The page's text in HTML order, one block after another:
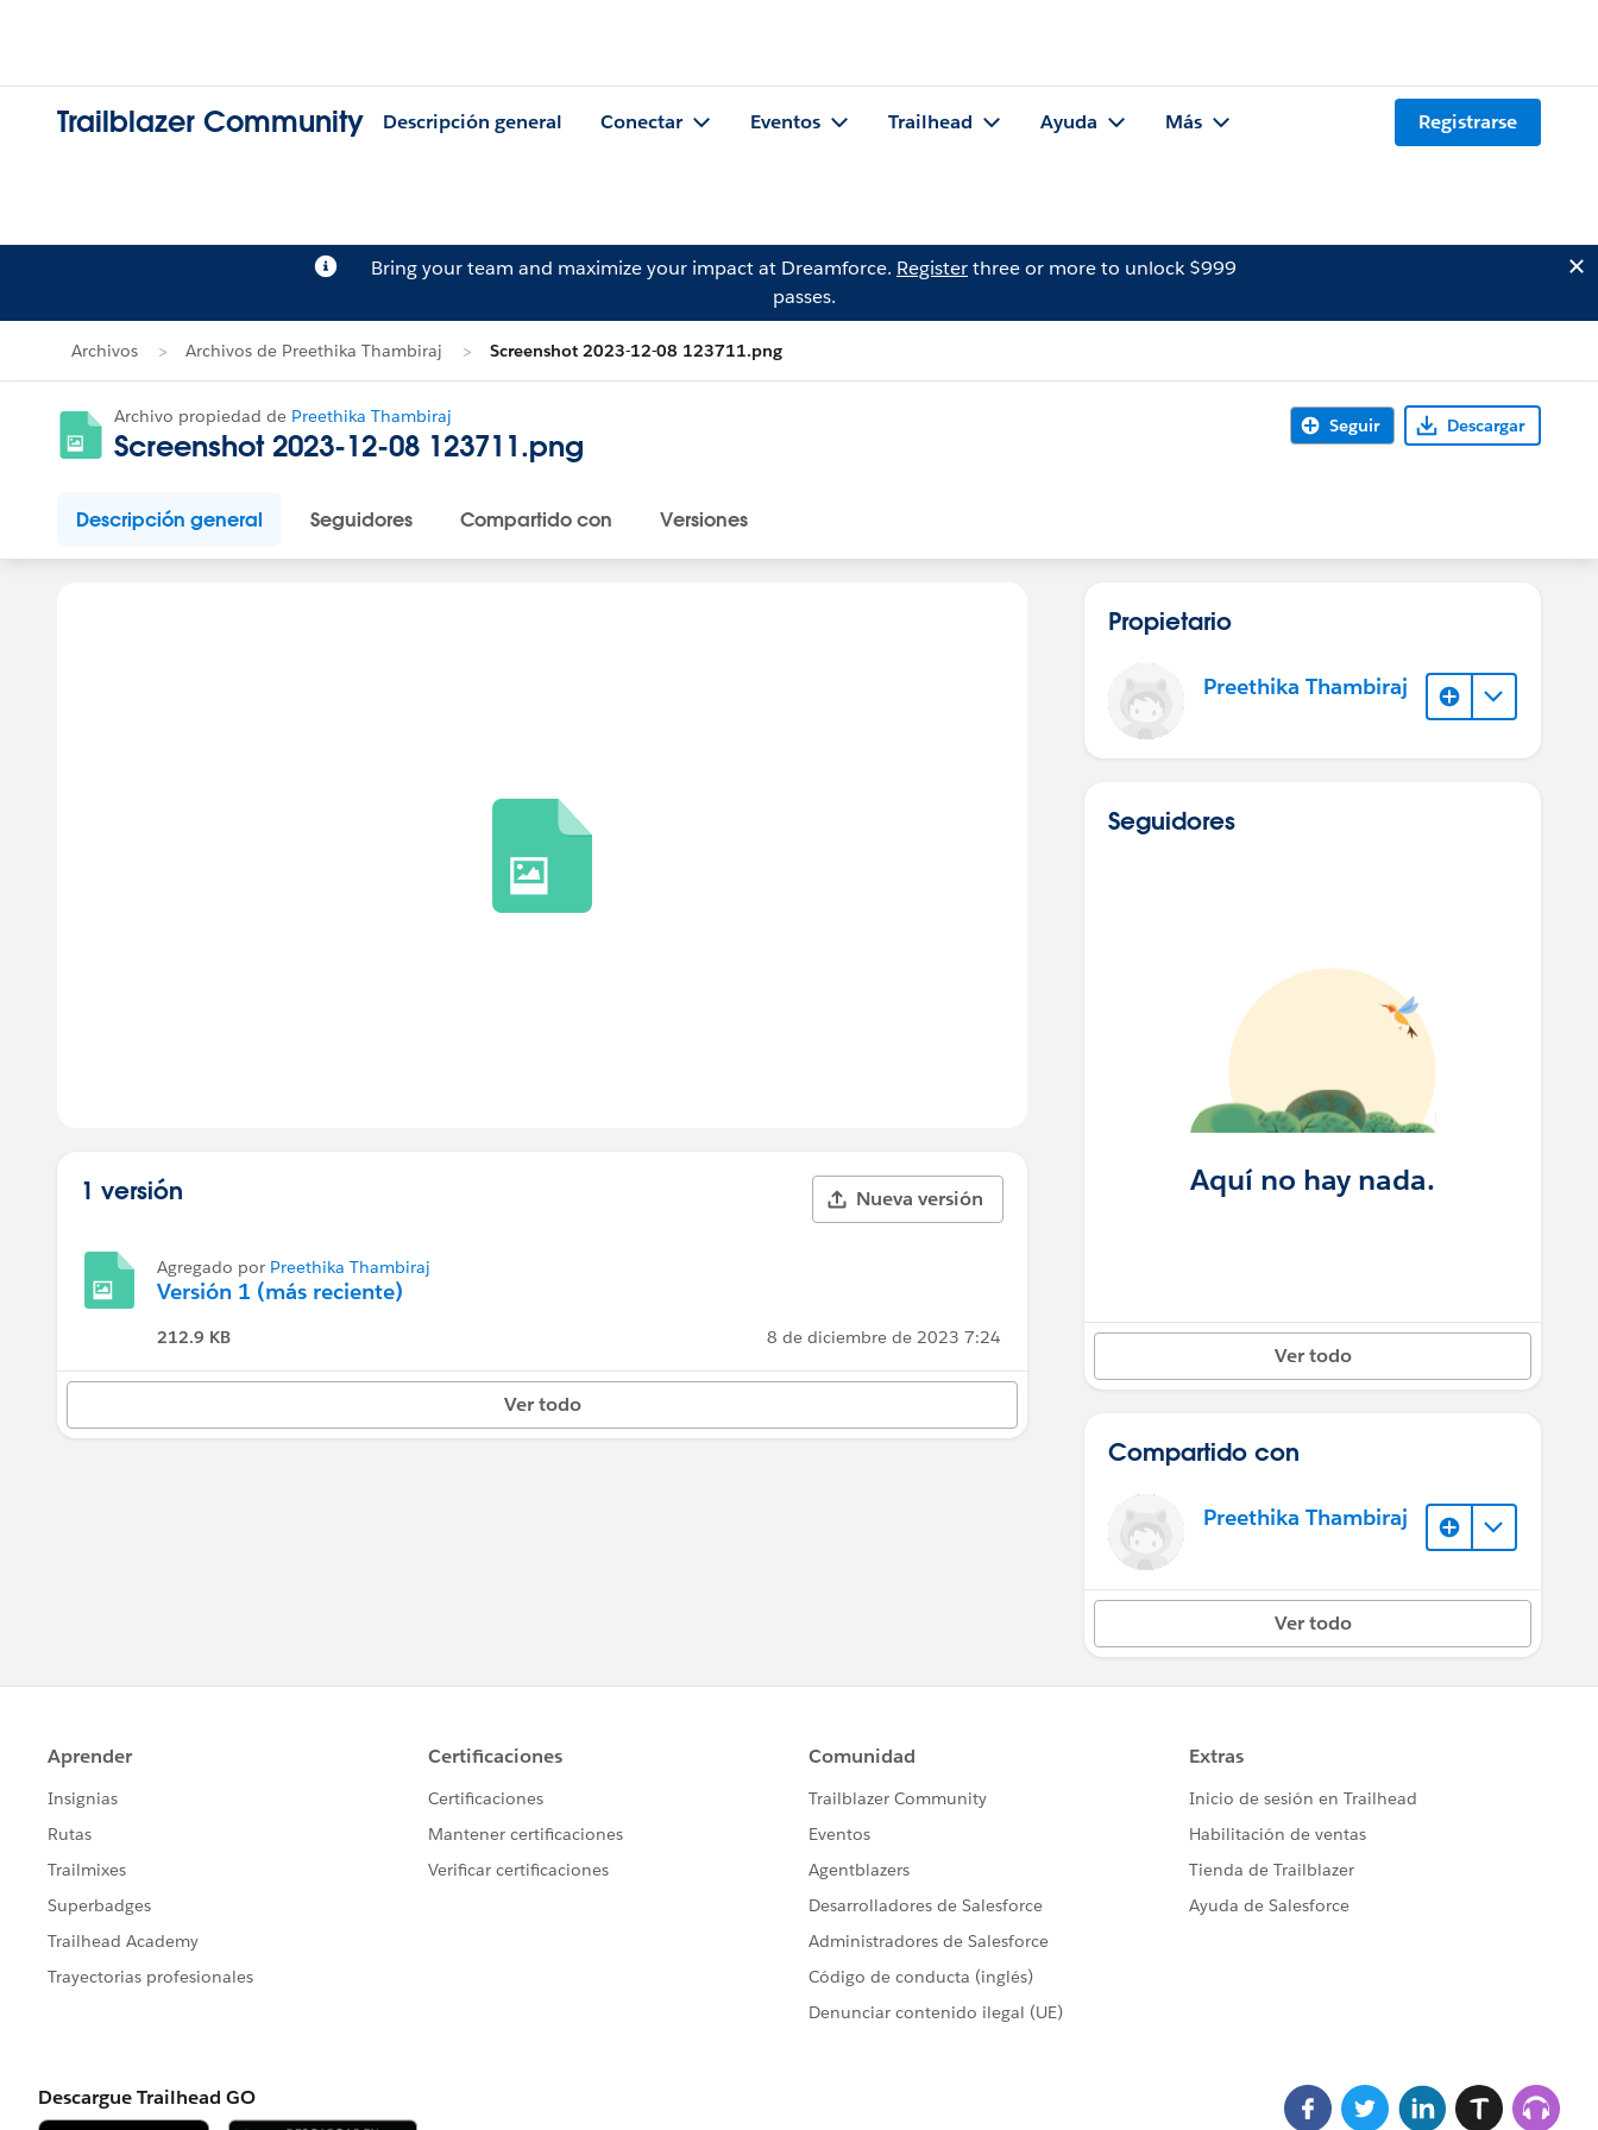
Trailblazer Community Descripción general Conectar Eventos Trailhead Ayuda Más Registrarse
Bring your team and maximize your impact at Dreamforce. Registerthree or more to unlock $999
passes.
Archivos Archivos de Preethika Thambiraj Screenshot 2023-12-08 123711.png
Archivo propiedad de Preethika Thambiraj
Screenshot 2023-12-08 123711.png
Seguir Descargar
Descripción general Seguidores Compartido con Versiones
1 versión Nueva versión
Agregado por Preethika Thambiraj
Versión 1 (más reciente)
212.9 KB 8 de diciembre de 2023 7:24
Ver todo
Propietario
Preethika Thambiraj
Seguidores
Aquí no hay nada.
Ver todo
Compartido con
Preethika Thambiraj
Ver todo